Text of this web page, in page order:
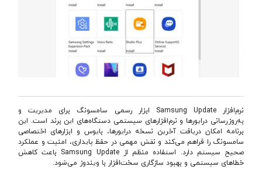
نرم‌افزار Samsung Update ابزار رسمی سامسونگ برای مدیریت و
به‌روزرسانی درایورها و نرم‌افزارهای سیستمی دستگاه‌های این برند است. این
برنامه امکان دریافت آخرین نسخه درایورها، بایوس و ابزارهای اختصاصی
سامسونگ را فراهم می‌کند و نقش مهمی در حفظ پایداری، امنیت و عملکرد
صحیح سیستم دارد. استفاده منظم از Samsung Update باعث کاهش
خطاهای سیستمی و بهبود سازگاری سخت‌افزار با ویندوز می‌شود.